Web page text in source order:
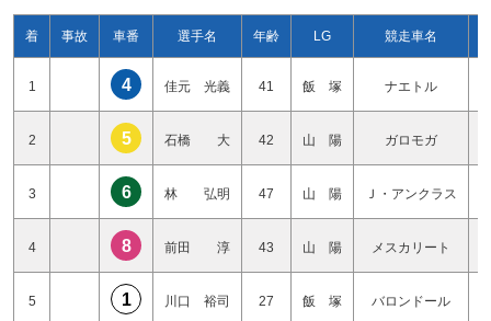
着 事故 車番 選手名 年齢 LG 競走車名
1 4 佳元 光義 41 飯 塚 ナエトル
2 5 石橋 大 42 山 陽 ガロモガ
3 6 林 弘明 47 山 陽 Ｊ・アンクラス
4 8 前田 淳 43 山 陽 メスカリート
5 1 川口 裕司 27 飯 塚 バロンドール